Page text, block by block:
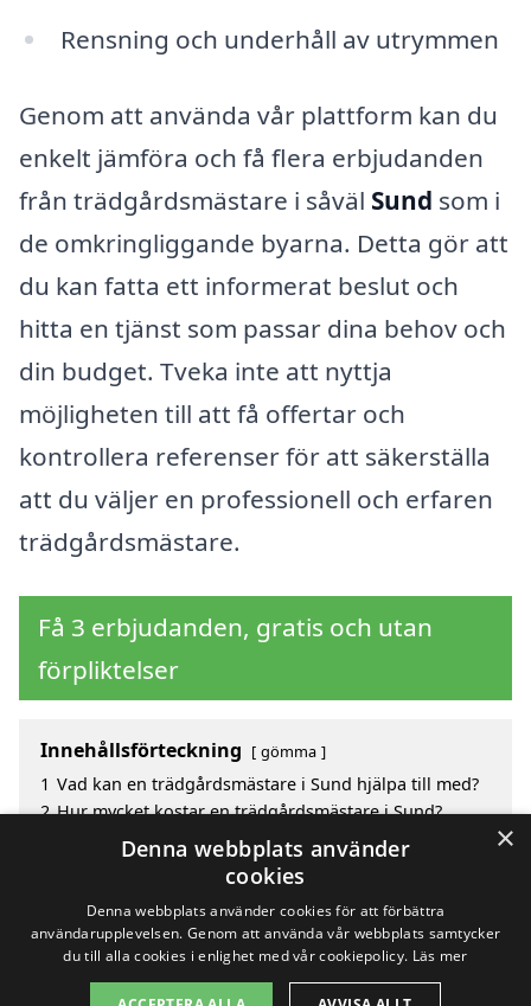
Rensning och underhåll av utrymmen
Genom att använda vår plattform kan du
enkelt jämföra och få flera erbjudanden
från trädgårdsmästare i såväl Sund som i
de omkringliggande byarna. Detta gör att
du kan fatta ett informerat beslut och
hitta en tjänst som passar dina behov och
din budget. Tveka inte att nyttja
möjligheten till att få offertar och
kontrollera referenser för att säkerställa
att du väljer en professionell och erfaren
trädgårdsmästare.
Få 3 erbjudanden, gratis och utan
förpliktelser
Innehållsförteckning gömma
1 Vad kan en trädgårdsmästare i Sund hjälpa till med?
2 Hur mycket kostar en trädgårdsmästare i Sund?
Fördelar med att välja trädgårdsmästare i Sund
Sök efter en skicklig trädgårdsmästare i de
omgivande städerna Sund
Copyright 2026 - Pilanto Aps
×
Denna webbplats använder
cookies
Denna webbplats använder cookies för att förbättra
användarupplevelsen. Genom att använda vår webbplats samtycker
du till alla cookies i enlighet med vår cookiepolicy. Läs mer